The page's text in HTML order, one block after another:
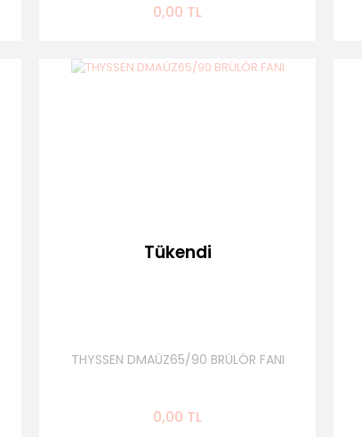
0,00 TL
Tükendi
THYSSEN DMAÜZ65/90 BRÜLÖR FANI
0,00 TL